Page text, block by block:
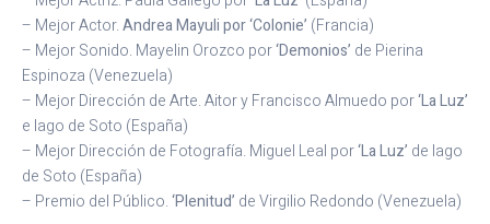
– Mejor Actor.Andrea Mayuli por ‘Colonie’ (Francia)
– Mejor Sonido. Mayelin Orozco por‘Demonios’ de Pierina
Espinoza (Venezuela)
– Mejor Dirección de Arte. Aitor y Francisco Almuedo por‘La Luz’
e Iago de Soto (España)
– Mejor Dirección de Fotografía. Miguel Leal por‘La Luz’ de Iago
de Soto (España)
– Premio del Público.‘Plenitud’ de Virgilio Redondo (Venezuela)